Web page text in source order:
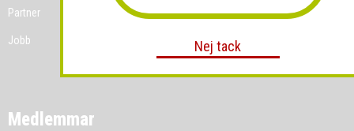
Partner
Jobb
Medlemmar
Nej tack